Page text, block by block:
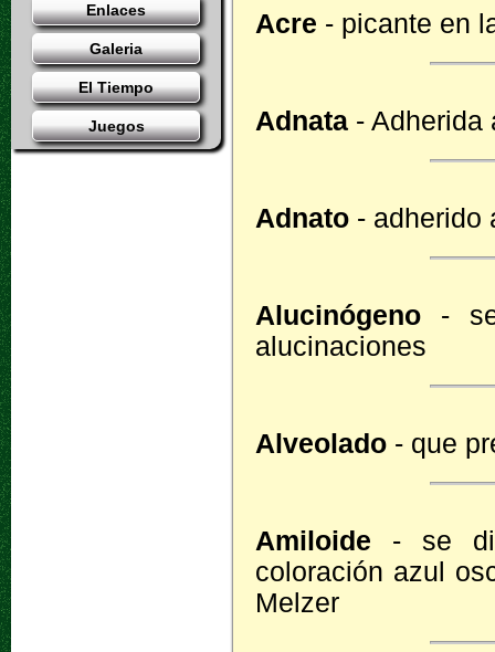
Enlaces
Galeria
El Tiempo
Juegos
Acre - picante en
Adnata - Adherida
Adnato - adherido
Alucinógeno -
alucinaciones
Alveolado - que
Amiloide - se
coloración azul
Melzer